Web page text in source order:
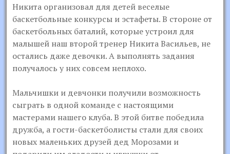
Никита организовал для детей веселые
баскетбольные конкурсы и эстафеты. В стороне от
баскетбольных баталий, которые устроил для
малышей наш второй тренер Никита Васильев, не
остались даже девочки. А выполнять задания
получалось у них совсем неплохо.
Мальчишки и девчонки получили возможность
сыграть в одной команде с настоящими
мастерами нашего клуба. В этой битве победила
дружба, а гости-баскетболисты стали для своих
новых маленьких друзей дед Морозами и